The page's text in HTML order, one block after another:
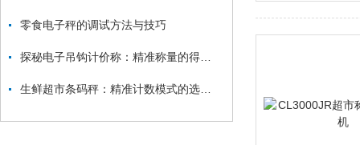
零食电子秤的调试方法与技巧